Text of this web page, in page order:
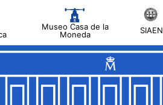
Museo Casa de la
Moneda
SIAEN